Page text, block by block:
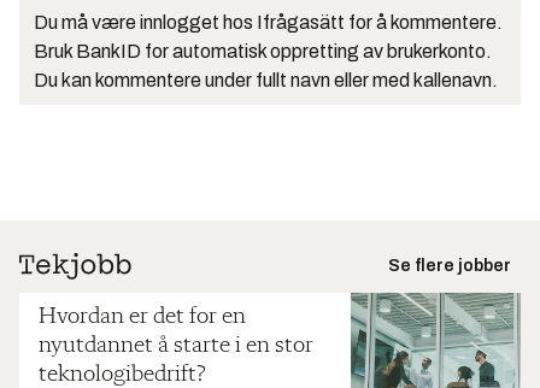
Du må være innlogget hos Ifrågasätt for å kommentere.
Bruk BankID for automatisk oppretting av brukerkonto.
Du kan kommentere under fullt navn eller med kallenavn.
Se flere jobber
Hvordan er det for en
nyutdannet å starte i en stor
teknologibedrift?